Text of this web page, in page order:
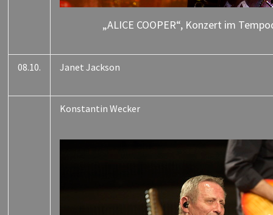
„ALICE COOPER“, Konzert im
08.10. Janet Jackson
Konstantin Wecker